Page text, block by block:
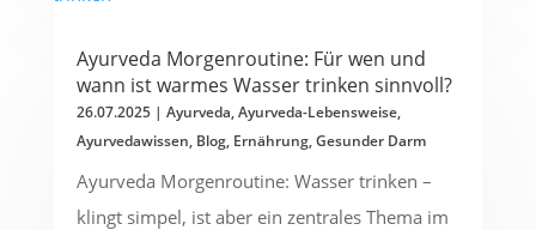
Ayurveda Morgenroutine: Für wen und
wann ist warmes Wasser trinken sinnvoll?
26.07.2025| Ayurveda,Ayurveda-Lebensweise,
Ayurvedawissen, Blog, Ernährung,Gesunder Darm
Ayurveda Morgenroutine: Wasser trinken –
klingt simpel, ist aber ein zentrales Thema im